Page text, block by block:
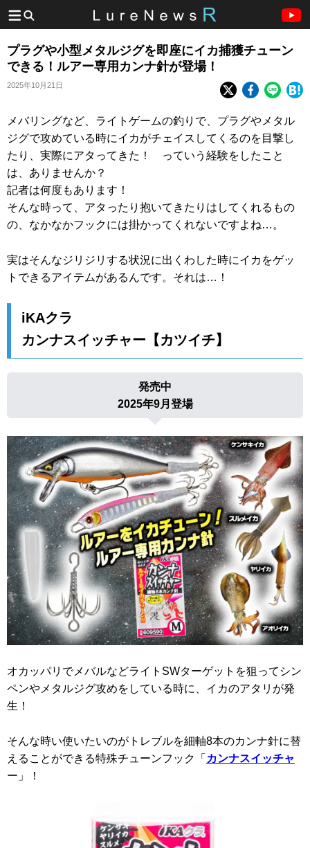
プラグや小型メタルジグを即座にイカ捕獲チューン
できる！ルアー専用カンナ針が登場！
2025年10月21日
メバリングなど、ライトゲームの釣りで、プラグやメタル
ジグで攻めている時にイカがチェイスしてくるのを目撃し
たり、実際にアタってきた！ っていう経験をしたこと
は、ありませんか？
記者は何度もあります！
そんな時って、アタったり抱いてきたりはしてくれるもの
の、なかなかフックには掛かってくれないですよね…。
実はそんなジリジリする状況に出くわした時にイカをゲッ
トできるアイテムがあるんです。それは…！
iKAクラ
カンナスイッチャー【カツイチ】
発売中
2025年9月登場
オカッパリでメバルなどライトSWターゲットを狙ってシン
ペンやメタルジグ攻めをしている時に、イカのアタリが発
生！
そんな時い使いたいのがトレブルを細軸8本のカンナ針に替
えることができる特殊チューンフック「 カンナスイッチャ
ー」！